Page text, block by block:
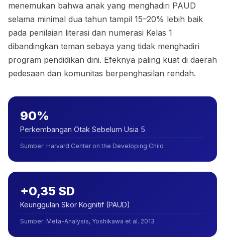
menemukan bahwa anak yang menghadiri PAUD
selama minimal dua tahun tampil 15–20% lebih baik
pada penilaian literasi dan numerasi Kelas 1
dibandingkan teman sebaya yang tidak menghadiri
program pendidikan dini. Efeknya paling kuat di daerah
pedesaan dan komunitas berpenghasilan rendah.
90%
Perkembangan Otak Sebelum Usia 5
Sumber: Harvard Center on the Developing Child
+0,35 SD
Keunggulan Skor Kognitif (PAUD)
Sumber: Meta-Analysis, Yoshikawa et al. 2013